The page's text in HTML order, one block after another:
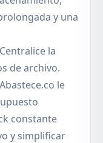
y una
Centralice la
de archivo.
le
constante
y simplificar